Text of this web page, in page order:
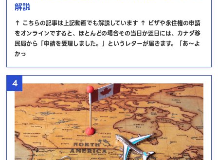
解説
↑ こちらの記事は上記動画でも解説しています ↑ ビザや永住権の申請
をオンラインですると、ほとんどの場合その当日か翌日には、カナダ移
民局から「申請を受理しました。」というレターが届きます。「あ～よ
かっ
4